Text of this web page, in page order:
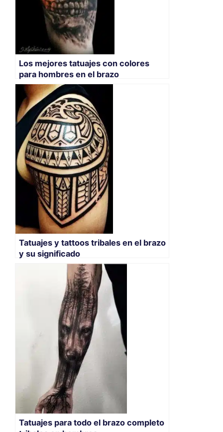
Los mejores tatuajes con colores
para hombres en el brazo
Tatuajes y tattoos tribales en el brazo
y su significado
Tatuajes para todo el brazo completo